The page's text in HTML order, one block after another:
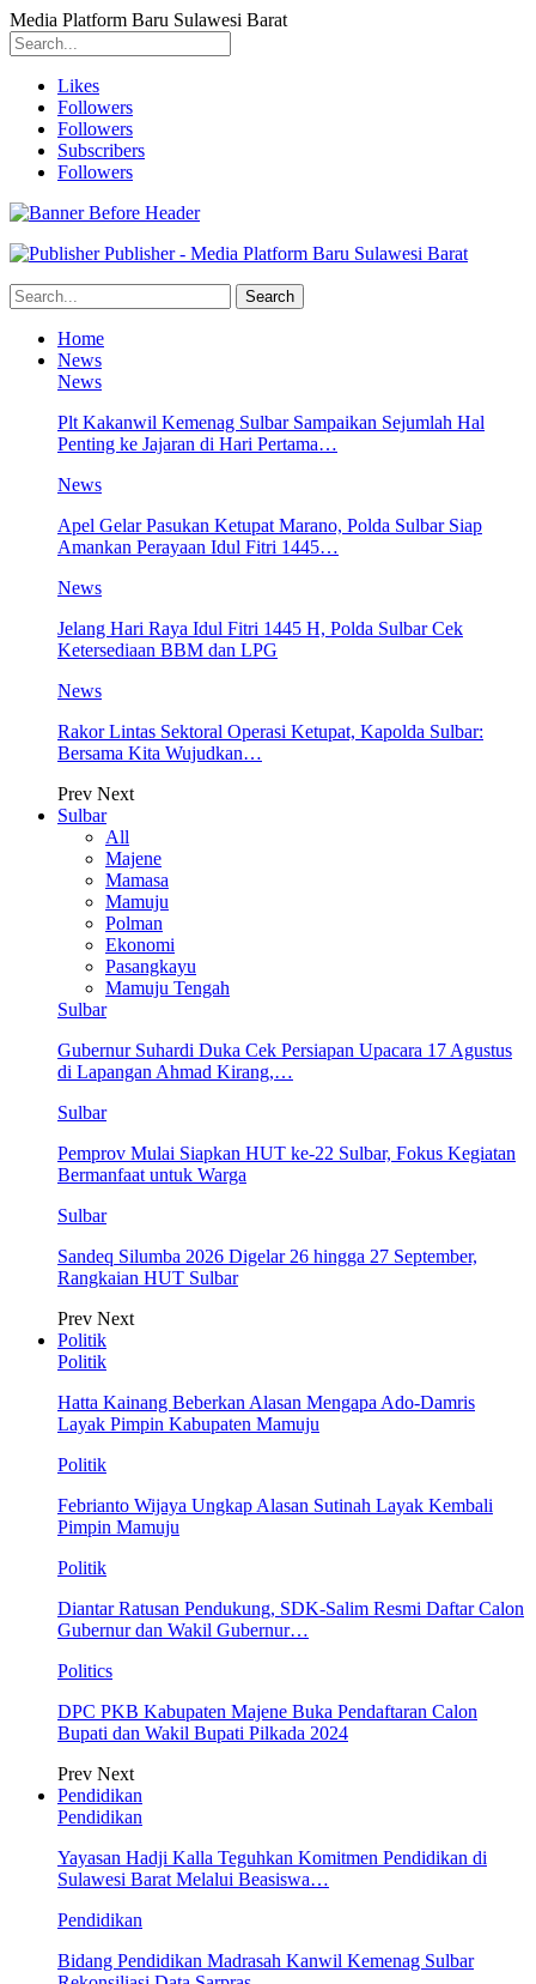
Media Platform Baru Sulawesi Barat
Likes
Followers
Followers
Subscribers
Followers
Publisher - Media Platform Baru Sulawesi Barat
Home
News
News
Plt Kakanwil Kemenag Sulbar Sampaikan Sejumlah Hal
Penting ke Jajaran di Hari Pertama…
News
Apel Gelar Pasukan Ketupat Marano, Polda Sulbar Siap
Amankan Perayaan Idul Fitri 1445…
News
Jelang Hari Raya Idul Fitri 1445 H, Polda Sulbar Cek
Ketersediaan BBM dan LPG
News
Rakor Lintas Sektoral Operasi Ketupat, Kapolda Sulbar:
Bersama Kita Wujudkan…
Prev Next
Sulbar
All
Majene
Mamasa
Mamuju
Polman
Ekonomi
Pasangkayu
Mamuju Tengah
Sulbar
Gubernur Suhardi Duka Cek Persiapan Upacara 17 Agustus
di Lapangan Ahmad Kirang,…
Sulbar
Pemprov Mulai Siapkan HUT ke-22 Sulbar, Fokus Kegiatan
Bermanfaat untuk Warga
Sulbar
Sandeq Silumba 2026 Digelar 26 hingga 27 September,
Rangkaian HUT Sulbar
Prev Next
Politik
Politik
Hatta Kainang Beberkan Alasan Mengapa Ado-Damris
Layak Pimpin Kabupaten Mamuju
Politik
Febrianto Wijaya Ungkap Alasan Sutinah Layak Kembali
Pimpin Mamuju
Politik
Diantar Ratusan Pendukung, SDK-Salim Resmi Daftar Calon
Gubernur dan Wakil Gubernur…
Politics
DPC PKB Kabupaten Majene Buka Pendaftaran Calon
Bupati dan Wakil Bupati Pilkada 2024
Prev Next
Pendidikan
Pendidikan
Yayasan Hadji Kalla Teguhkan Komitmen Pendidikan di
Sulawesi Barat Melalui Beasiswa…
Pendidikan
Bidang Pendidikan Madrasah Kanwil Kemenag Sulbar